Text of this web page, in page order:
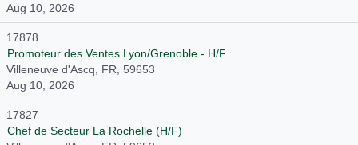
Aug 10, 2026
17878
Promoteur des Ventes Lyon/Grenoble - H/F
Villeneuve d'Ascq, FR, 59653
Aug 10, 2026
17827
Chef de Secteur La Rochelle (H/F)